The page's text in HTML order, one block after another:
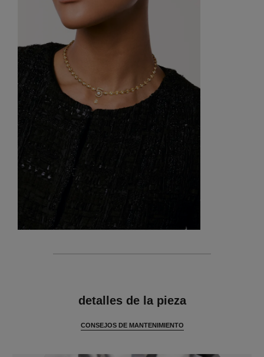
detalles de la pieza
CONSEJOS DE MANTENIMIENTO